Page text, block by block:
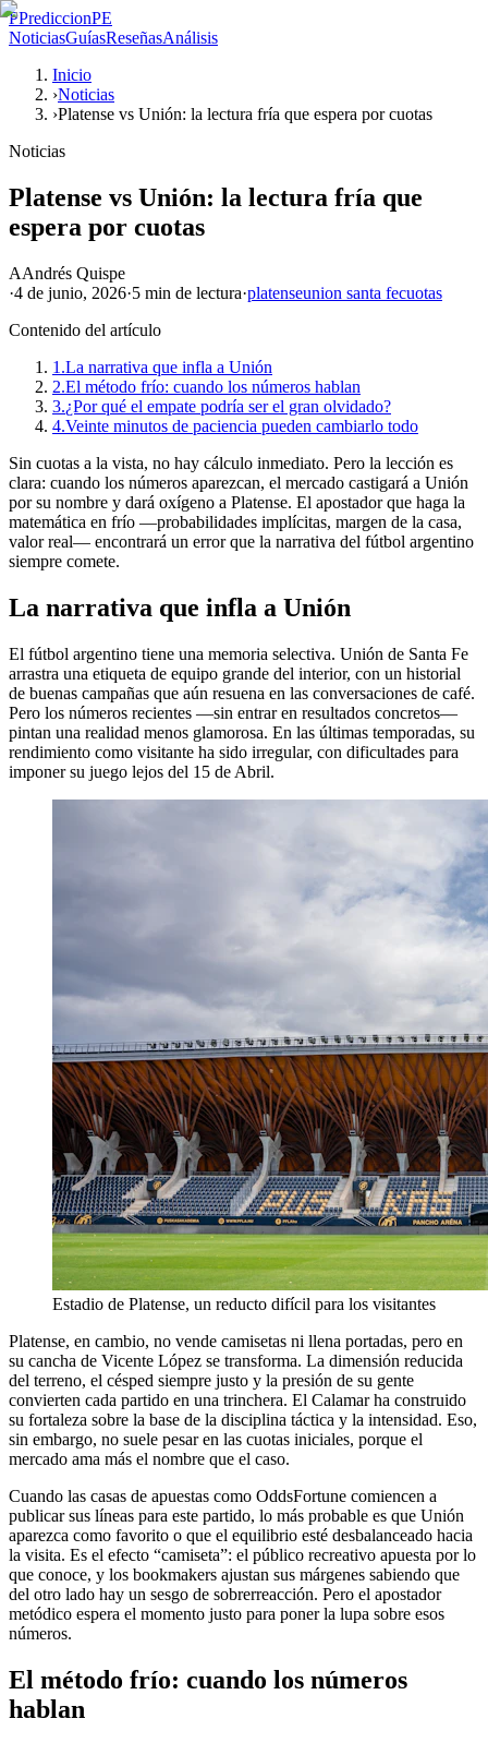
PPrediccionPE
NoticiasGuíasReseñasAnálisis
Inicio
›Noticias
›Platense vs Unión: la lectura fría que espera por cuotas
Noticias
Platense vs Unión: la lectura fría que
espera por cuotas
AAndrés Quispe
·4 de junio, 2026·5 min de lectura·platenseunion santa fecuotas
Contenido del artículo
1.La narrativa que infla a Unión
2.El método frío: cuando los números hablan
3.¿Por qué el empate podría ser el gran olvidado?
4.Veinte minutos de paciencia pueden cambiarlo todo
Sin cuotas a la vista, no hay cálculo inmediato. Pero la lección es
clara: cuando los números aparezcan, el mercado castigará a Unión
por su nombre y dará oxígeno a Platense. El apostador que haga la
matemática en frío —probabilidades implícitas, margen de la casa,
valor real— encontrará un error que la narrativa del fútbol argentino
siempre comete.
La narrativa que infla a Unión
El fútbol argentino tiene una memoria selectiva. Unión de Santa Fe
arrastra una etiqueta de equipo grande del interior, con un historial
de buenas campañas que aún resuena en las conversaciones de café.
Pero los números recientes —sin entrar en resultados concretos—
pintan una realidad menos glamorosa. En las últimas temporadas, su
rendimiento como visitante ha sido irregular, con dificultades para
imponer su juego lejos del 15 de Abril.
Estadio de Platense, un reducto difícil para los visitantes
Platense, en cambio, no vende camisetas ni llena portadas, pero en
su cancha de Vicente López se transforma. La dimensión reducida
del terreno, el césped siempre justo y la presión de su gente
convierten cada partido en una trinchera. El Calamar ha construido
su fortaleza sobre la base de la disciplina táctica y la intensidad. Eso,
sin embargo, no suele pesar en las cuotas iniciales, porque el
mercado ama más el nombre que el caso.
Cuando las casas de apuestas como OddsFortune comiencen a
publicar sus líneas para este partido, lo más probable es que Unión
aparezca como favorito o que el equilibrio esté desbalanceado hacia
la visita. Es el efecto “camiseta”: el público recreativo apuesta por lo
que conoce, y los bookmakers ajustan sus márgenes sabiendo que
del otro lado hay un sesgo de sobrerreacción. Pero el apostador
metódico espera el momento justo para poner la lupa sobre esos
números.
El método frío: cuando los números
hablan